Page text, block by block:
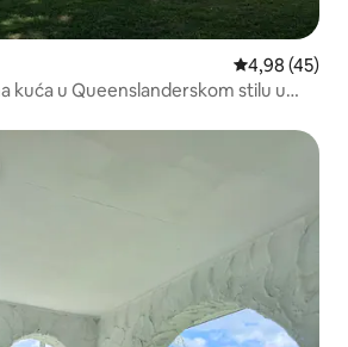
Prosječna
4,98 (45)
kuća u Queenslanderskom stilu u
s oznakom „Odabrali gosti”